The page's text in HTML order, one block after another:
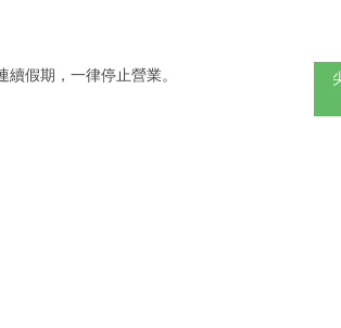
續假期，一律停止營業。